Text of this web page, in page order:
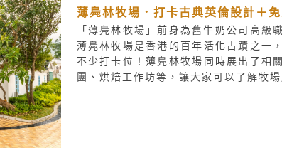
薄鳧林牧場．打卡古典英倫設計＋
「薄鳧林牧場」前身為舊牛奶公司高級
薄鳧林牧場是香港的百年活化古蹟之一
不少打卡位！薄鳧林牧場同時展出了相
團、烘焙工作坊等，讓大家可以了解牧場